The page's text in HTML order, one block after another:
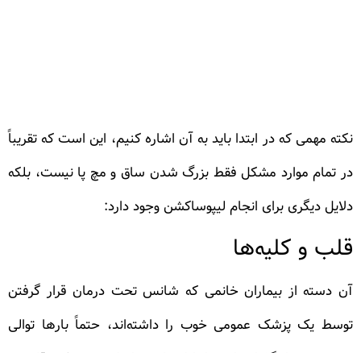
نکته مهمی که در ابتدا باید به آن اشاره کنیم، این است که تقریباً
در تمام موارد مشکل فقط بزرگ شدن ساق و مچ پا نیست، بلکه
دلایل دیگری برای انجام لیپوساکشن وجود دارد:
قلب و کلیه‌ها
آن دسته از بیماران خانمی که شانس تحت درمان قرار گرفتن
توسط یک پزشک عمومی خوب را داشته‌اند، حتماً بارها توالی